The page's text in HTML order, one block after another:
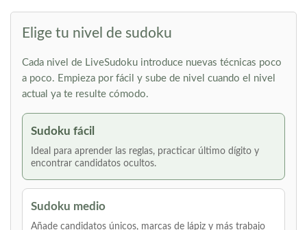
Elige tu nivel de sudoku
Cada nivel de LiveSudoku introduce nuevas técnicas poco
a poco. Empieza por fácil y sube de nivel cuando el nivel
actual ya te resulte cómodo.
Sudoku fácil
Ideal para aprender las reglas, practicar último dígito y
encontrar candidatos ocultos.
Sudoku medio
Añade candidatos únicos, marcas de lápiz y más trabajo